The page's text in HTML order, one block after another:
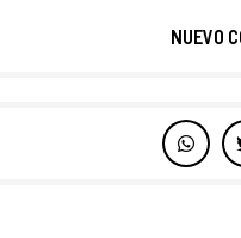
NUEVO